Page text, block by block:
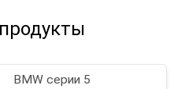
BMW серии 5